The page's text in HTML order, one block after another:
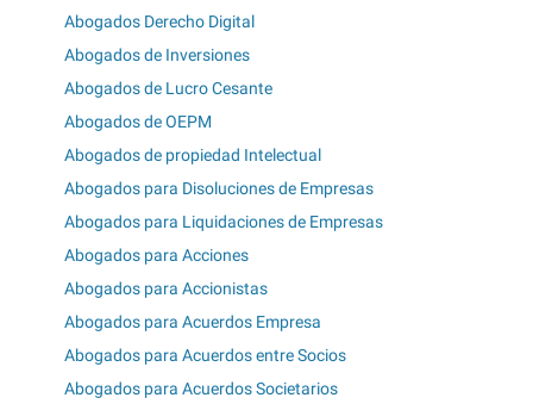
Abogados Derecho Digital
Abogados de Inversiones
Abogados de Lucro Cesante
Abogados de OEPM
Abogados de propiedad Intelectual
Abogados para Disoluciones de Empresas
Abogados para Liquidaciones de Empresas
Abogados para Acciones
Abogados para Accionistas
Abogados para Acuerdos Empresa
Abogados para Acuerdos entre Socios
Abogados para Acuerdos Societarios